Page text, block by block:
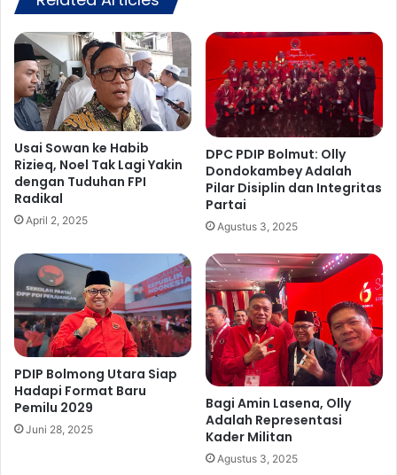
a
g
t
C
a
p
a
i
5
0
P
r
s
e
n
,
B
e
r
j
a
l
D
o
n
d
o
k
a
m
b
y
A
d
a
l
a
h
P
i
l
Usai Sowan ke Habib
Rizieq, Noel Tak Lagi Yakin
dengan Tuduhan FPI
Radikal
April 2, 2025
DPC PDIP Bolmut: Olly
Dondokambey Adalah
Pilar Disiplin dan Integritas
Partai
Agustus 3, 2025
PDIP Bolmong Utara Siap
Hadapi Format Baru
Pemilu 2029
Juni 28, 2025
Bagi Amin Lasena, Olly
Adalah Representasi
Kader Militan
Agustus 3, 2025